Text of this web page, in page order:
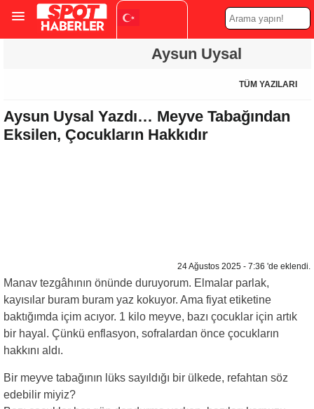
TurkishAysun Uysal
TÜM YAZILARI
Aysun Uysal Yazdı… Meyve Tabağından
Eksilen, Çocukların Hakkıdır
24 Ağustos 2025 - 7:36 'de eklendi.
Manav tezgâhının önünde duruyorum. Elmalar parlak,
kayısılar buram buram yaz kokuyor. Ama fiyat etiketine
baktığımda içim acıyor. 1 kilo meyve, bazı çocuklar için artık
bir hayal. Çünkü enflasyon, sofralardan önce çocukların
hakkını aldı.
Bir meyve tabağının lüks sayıldığı bir ülkede, refahtan söz
edebilir miyiz?